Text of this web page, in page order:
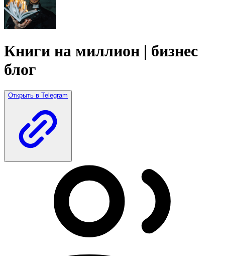
Книги на миллион | бизнес
блог
Открыть в Telegram